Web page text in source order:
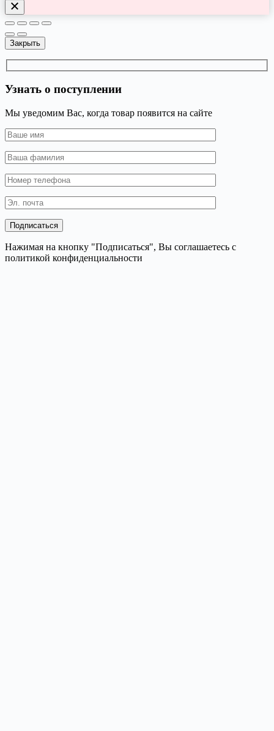
Закрыть
Узнать о поступлении
Мы уведомим Вас, когда товар появится на сайте
Нажимая на кнопку "Подписаться", Вы соглашаетесь с
политикой конфиденциальности